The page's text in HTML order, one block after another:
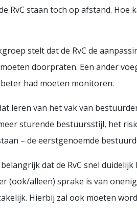
RvC staan toch op afstand.
stelt dat de RvC de
doorpraten. Een ander
had moeten monitoren.
leren van het vak van
sturende bestuursstijl, het
– de eerstgenoemde
dat de RvC snel
(ook/alleen) sprake is van
Hierbij zal ook moeten